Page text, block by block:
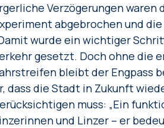
Verzögerungen waren
abgebrochen und
wurde ein wichtiger
gesetzt. Doch ohne die
bleibt der Engpass
dass die Stadt in Zukunft
muss: „Ein
und Linzer – er